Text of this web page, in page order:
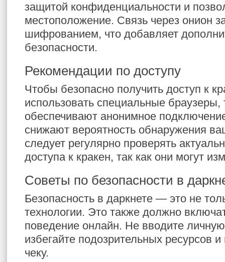
защитой конфиденциальности и
местоположение. Связь через онион
шифрованием, что добавляет
безопасности.
Рекомендации по доступу
Чтобы безопасно получить доступ к
использовать специальные браузеры,
обеспечивают анонимное
снижают вероятность обнаружения
следует регулярно проверять
доступа к кракен, так как они могут
Советы по безопасности в
Безопасность в даркнете — это не
технологии. Это также должно
поведение онлайн. Не вводите
избегайте подозрительных ресурсов и
чеку.